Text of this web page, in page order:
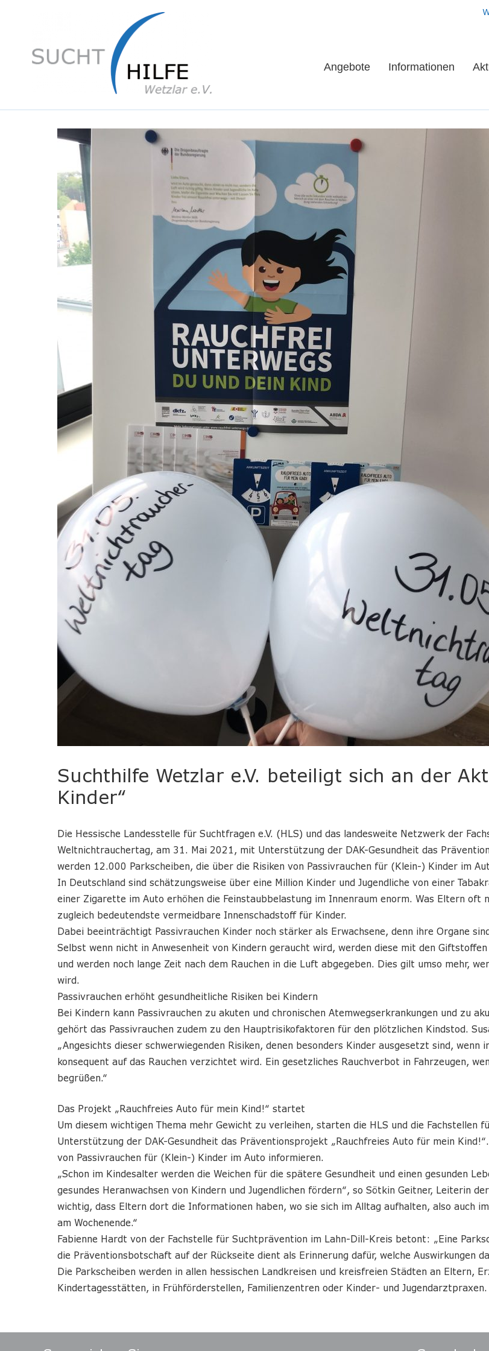
Angebote Informationen
Suchthilfe Wetzlar e.V. beteiligt sich an der
Kinder“
Die Hessische Landesstelle für Suchtfragen e.V. (HLS) und das landesweite Netzwerk der
Weltnichtrauchertag, am 31. Mai 2021, mit Unterstützung der DAK-Gesundheit das
werden 12.000 Parkscheiben, die über die Risiken von Passivrauchen für (Klein-) Kinder im
In Deutschland sind schätzungsweise über eine Million Kinder und Jugendliche von einer
einer Zigarette im Auto erhöhen die Feinstaubbelastung im Innenraum enorm. Was Eltern
zugleich bedeutendste vermeidbare Innenschadstoff für Kinder.
Dabei beeinträchtigt Passivrauchen Kinder noch stärker als Erwachsene, denn ihre Organe
Selbst wenn nicht in Anwesenheit von Kindern geraucht wird, werden diese mit den
und werden noch lange Zeit nach dem Rauchen in die Luft abgegeben. Dies gilt umso mehr,
wird.
Passivrauchen erhöht gesundheitliche Risiken bei Kindern
Bei Kindern kann Passivrauchen zu akuten und chronischen Atemwegserkrankungen und zu
gehört das Passivrauchen zudem zu den Hauptrisikofaktoren für den plötzlichen Kindstod.
„Angesichts dieser schwerwiegenden Risiken, denen besonders Kinder ausgesetzt sind,
konsequent auf das Rauchen verzichtet wird. Ein gesetzliches Rauchverbot in Fahrzeugen,
begrüßen.“
Das Projekt „Rauchfreies Auto für mein Kind!“ startet
Um diesem wichtigen Thema mehr Gewicht zu verleihen, starten die HLS und die Fachstellen
Unterstützung der DAK-Gesundheit das Präventionsprojekt „Rauchfreies Auto für mein
von Passivrauchen für (Klein-) Kinder im Auto informieren.
„Schon im Kindesalter werden die Weichen für die spätere Gesundheit und einen gesunden
gesundes Heranwachsen von Kindern und Jugendlichen fördern“, so Sötkin Geitner, Leiterin
wichtig, dass Eltern dort die Informationen haben, wo sie sich im Alltag aufhalten, also auch
am Wochenende.“
Fabienne Hardt von der Fachstelle für Suchtprävention im Lahn-Dill-Kreis betont: „Eine
die Präventionsbotschaft auf der Rückseite dient als Erinnerung dafür, welche Auswirkungen
Die Parkscheiben werden in allen hessischen Landkreisen und kreisfreien Städten an Eltern,
Kindertagesstätten, in Frühförderstellen, Familienzentren oder Kinder- und Jugendarztpraxen.